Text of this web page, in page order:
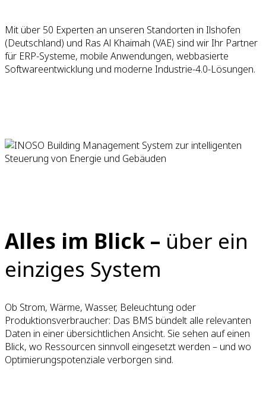
Mit über 50 Experten an unseren Standorten in Ilshofen
(Deutschland) und Ras Al Khaimah (VAE) sind wir Ihr Partner
für ERP-Systeme, mobile Anwendungen, webbasierte
Softwareentwicklung und moderne Industrie-4.0-Lösungen.
Alles im Blick – über ein
einziges System
Ob Strom, Wärme, Wasser, Beleuchtung oder
Produktionsverbraucher: Das BMS bündelt alle relevanten
Daten in einer übersichtlichen Ansicht. Sie sehen auf einen
Blick, wo Ressourcen sinnvoll eingesetzt werden – und wo
Optimierungspotenziale verborgen sind.